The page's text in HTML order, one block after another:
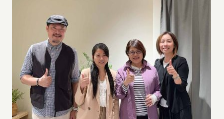
社安播映室
秒懂懶人包
PODCAST
活動專區
兒少性剝削
童年逆境
家庭暴力
老人憂鬱